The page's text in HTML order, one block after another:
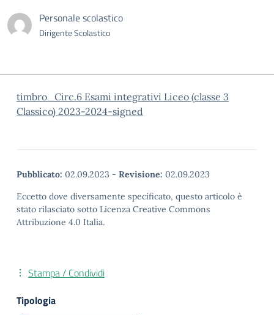
Personale scolastico
Dirigente Scolastico
timbro_Circ.6 Esami integrativi Liceo (classe 3
Classico) 2023-2024-signed
Pubblicato: 02.09.2023 - Revisione: 02.09.2023
Eccetto dove diversamente specificato, questo articolo è
stato rilasciato sotto Licenza Creative Commons
Attribuzione 4.0 Italia.
Stampa / Condividi
Tipologia